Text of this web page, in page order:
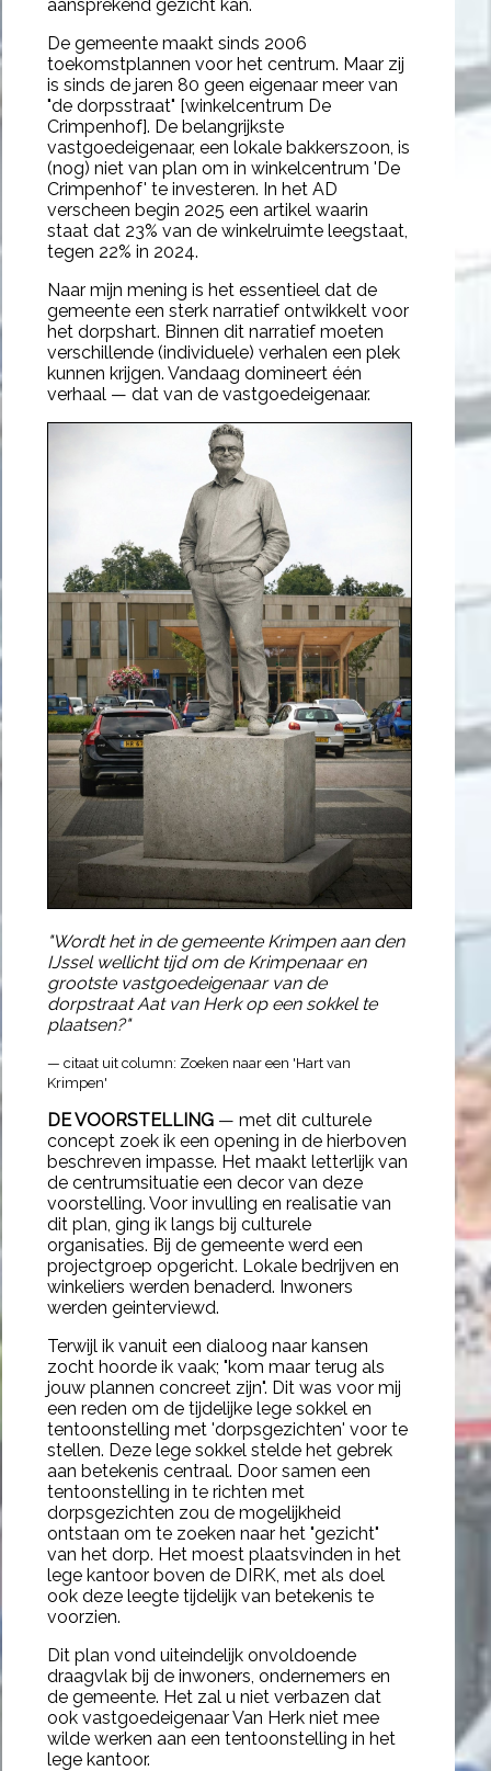
aansprekend gezicht kan.
De gemeente maakt sinds 2006
toekomstplannen voor het centrum. Maar zij
is sinds de jaren 80 geen eigenaar meer van
"de dorpsstraat" [winkelcentrum De
Crimpenhof]. De belangrijkste
vastgoedeigenaar, een lokale bakkerszoon, is
(nog) niet van plan om in winkelcentrum 'De
Crimpenhof' te investeren. In het AD
verscheen begin 2025 een artikel waarin
staat dat 23% van de winkelruimte leegstaat,
tegen 22% in 2024.
Naar mijn mening is het essentieel dat de
gemeente een sterk narratief ontwikkelt voor
het dorpshart. Binnen dit narratief moeten
verschillende (individuele) verhalen een plek
kunnen krijgen. Vandaag domineert één
verhaal — dat van de vastgoedeigenaar.
"Wordt het in de gemeente Krimpen aan den
IJssel wellicht tijd om de Krimpenaar en
grootste vastgoedeigenaar van de
dorpstraat Aat van Herk op een sokkel te
plaatsen?"
— citaat uit column: Zoeken naar een 'Hart van
Krimpen'
DE VOORSTELLING — met dit culturele
concept zoek ik een opening in de hierboven
beschreven impasse. Het maakt letterlijk van
de centrumsituatie een decor van deze
voorstelling. Voor invulling en realisatie van
dit plan, ging ik langs bij culturele
organisaties. Bij de gemeente werd een
projectgroep opgericht. Lokale bedrijven en
winkeliers werden benaderd. Inwoners
werden geinterviewd.
Terwijl ik vanuit een dialoog naar kansen
zocht hoorde ik vaak; "kom maar terug als
jouw plannen concreet zijn". Dit was voor mij
een reden om de tijdelijke lege sokkel en
tentoonstelling met 'dorpsgezichten' voor te
stellen. Deze lege sokkel stelde het gebrek
aan betekenis centraal. Door samen een
tentoonstelling in te richten met
dorpsgezichten zou de mogelijkheid
ontstaan om te zoeken naar het "gezicht"
van het dorp. Het moest plaatsvinden in het
lege kantoor boven de DIRK, met als doel
ook deze leegte tijdelijk van betekenis te
voorzien.
Dit plan vond uiteindelijk onvoldoende
draagvlak bij de inwoners, ondernemers en
de gemeente. Het zal u niet verbazen dat
ook vastgoedeigenaar Van Herk niet mee
wilde werken aan een tentoonstelling in het
lege kantoor.